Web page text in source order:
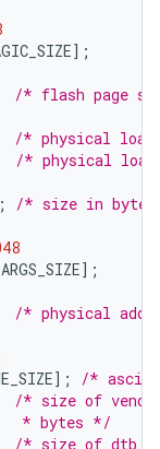
] ;
/* flash page
/* physical
/* physical
; /* size in
] ;
/* physical
] ;
/* asciiz
/* size of
* bytes */
/* size of dtb